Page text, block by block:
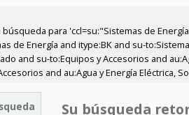
para 'ccl=su:"Sistemas de
de Energía and itype:BK and su-
and su-to:Equipos y Accesorios and
and au:Agua y Energía Eléctrica,
Su búsqueda